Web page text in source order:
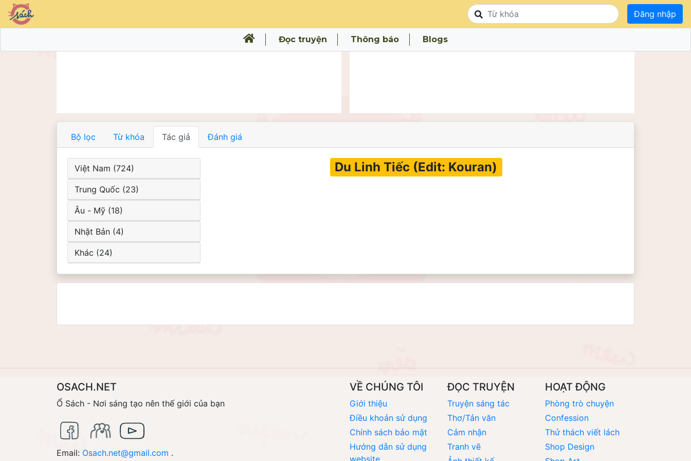
Đăng nhập
Đọc truyện Thông báo Blogs
Bộ lọc Từ khóa Tác giả Đánh giá
Việt Nam (724)
Trung Quốc (23)
Âu - Mỹ (18)
Nhật Bản (4)
Khác (24)
Du Linh Tiếc (Edit: Kouran)
OSACH.NET
Ổ Sách - Nơi sáng tạo nên thế giới của bạn
Email: Osach.net@gmail.com .
VỀ CHÚNG TÔI
Giới thiệu
Điều khoản sử dụng
Chính sách bảo mật
Hướng dẫn sử dụng
website
ĐỌC TRUYỆN
Truyện sáng tác
Thơ/Tản văn
Cảm nhận
Tranh vẽ
HOẠT ĐỘNG
Phòng trò chuyện
Confession
Thử thách viết lách
Shop Design